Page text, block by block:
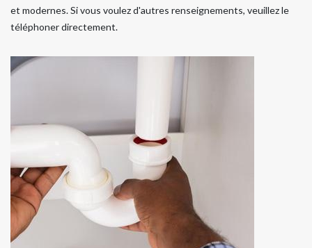
et modernes. Si vous voulez d'autres renseignements, veuillez le
téléphoner directement.